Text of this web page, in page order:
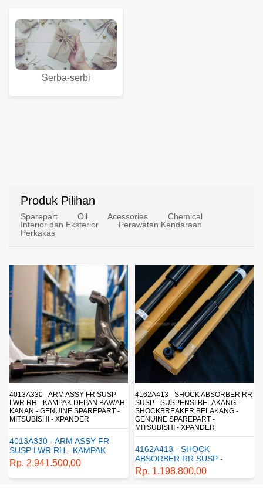
Serba-serbi
Produk Pilihan
Sparepart Oil Acessories
Chemical
Interior dan Eksterior
Perawatan Kendaraan
Perkakas
4013A330 - ARM ASSY FR SUSP
LWR RH - KAMPAK DEPAN BAWAH
KANAN - GENUINE SPAREPART -
MITSUBISHI - XPANDER
4013A330 - ARM ASSY FR
SUSP LWR RH - KAMPAK
DEPAN BAWAH KANAN -
GENUINE SPAREPART -
MITSUBISHI - XPANDER
Rp. 2.941.500,00
4162A413 - SHOCK ABSORBER RR
SUSP - SUSPENSI BELAKANG -
SHOCKBREAKER BELAKANG -
GENUINE SPAREPART -
MITSUBISHI - XPANDER
4162A413 - SHOCK
ABSORBER RR SUSP -
SUSPENSI BELAKANG -
SHOCKBREAKER BELAKANG
Rp. 1.198.800,00